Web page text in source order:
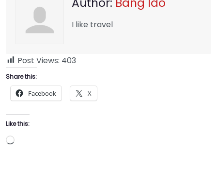
I like travel
Post Views: 403
Share this:
Facebook X
Like this:
Loading…